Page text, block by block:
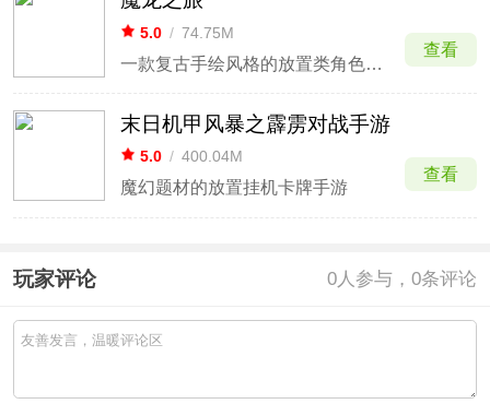
5.0 / 74.75M
一款复古手绘风格的放置类角色扮演游戏
查看
末日机甲风暴之霹雳对战手游
5.0 / 400.04M
魔幻题材的放置挂机卡牌手游
查看
玩家评论 0 人参与，0条评论